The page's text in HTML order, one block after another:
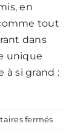
en
tout
dans
unique
à si grand :
ferméssur